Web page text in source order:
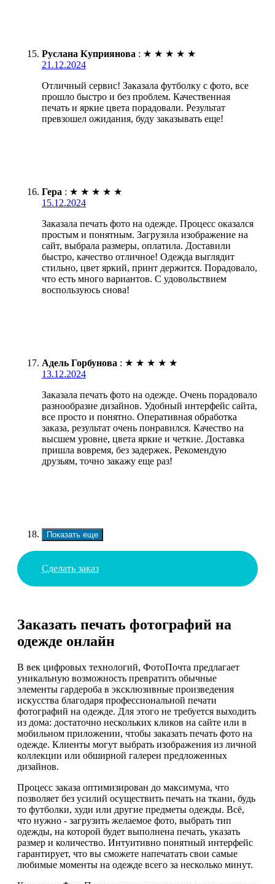
Руслана Куприянова : ★ ★ ★ ★ ★
21.12.2024
Отличный сервис! Заказала футболку с фото, все
прошло быстро и без проблем. Качественная
печать и яркие цвета порадовали. Результат
превзошел ожидания, буду заказывать еще!
Гера : ★ ★ ★ ★ ★
15.12.2024
Заказала печать фото на одежде. Процесс оказался
простым и понятным. Загрузила изображение на
сайт, выбрала размеры, оплатила. Доставили
быстро, качество отличное! Одежда выглядит
стильно, цвет яркий, принт держится. Порадовало,
что есть много вариантов. С удовольствием
воспользуюсь снова!
Адель Горбунова : ★ ★ ★ ★ ★
13.12.2024
Заказала печать фото на одежде. Очень порадовало
разнообразие дизайнов. Удобный интерфейс сайта,
все просто и понятно. Оперативная обработка
заказа, результат очень понравился. Качество на
высшем уровне, цвета яркие и четкие. Доставка
пришла вовремя, без задержек. Рекомендую
друзьям, точно закажу еще раз!
Показать еще
Сделать заказ
Заказать печать фотографий на
одежде онлайн
В век цифровых технологий, ФотоПочта предлагает
уникальную возможность превратить обычные
элементы гардероба в эксклюзивные произведения
искусства благодаря профессиональной печати
фотографий на одежде. Для этого не требуется выходить
из дома: достаточно нескольких кликов на сайте или в
мобильном приложении, чтобы заказать печать фото на
одежде. Клиенты могут выбрать изображения из личной
коллекции или обширной галереи предложенных
дизайнов.
Процесс заказа оптимизирован до максимума, что
позволяет без усилий осуществить печать на ткани, будь
то футболки, худи или другие предметы одежды. Всё,
что нужно - загрузить желаемое фото, выбрать тип
одежды, на которой будет выполнена печать, указать
размер и количество. Интуитивно понятный интерфейс
гарантирует, что вы сможете напечатать свои самые
любимые моменты на одежде всего за несколько минут.